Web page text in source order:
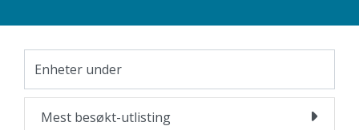
Mest besøkt-utlisting